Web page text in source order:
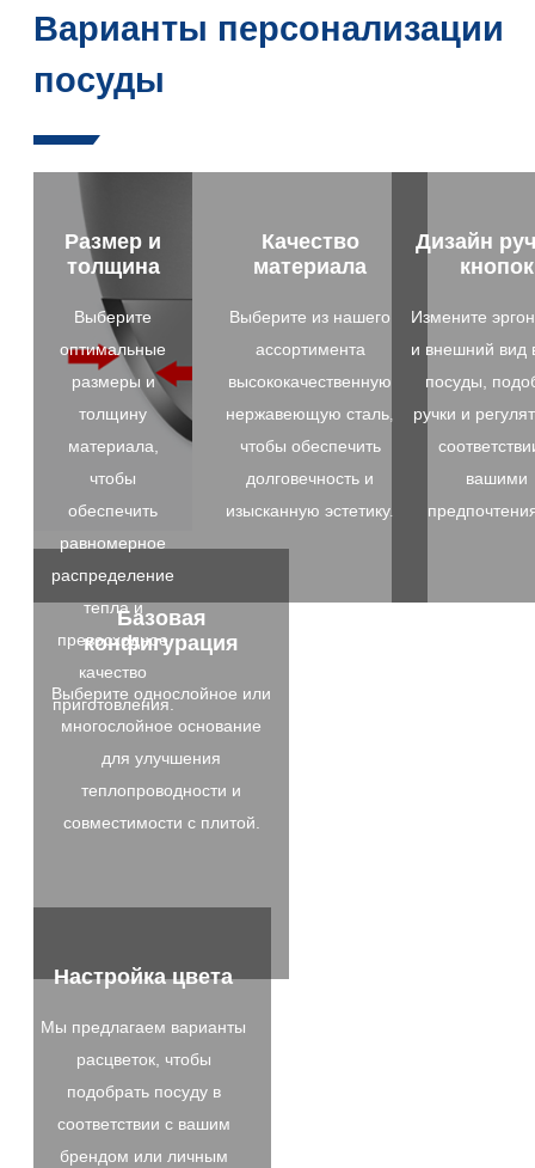
Варианты персонализации
посуды
Размер и
толщина
Выберите
оптимальные
размеры и
толщину
материала,
чтобы
обеспечить
равномерное
распределение
тепла и
превосходное
качество
приготовления.
Качество
материала
Выберите из нашего
ассортимента
высококачественную
нержавеющую сталь,
чтобы обеспечить
долговечность и
изысканную эстетику.
Дизайн
кнопок
Измените
и внешний вид
посуды,
ручки и
вашими
Базовая
конфигурация
Выберите однослойное или
многослойное основание
для улучшения
теплопроводности и
совместимости с плитой.
Настройка цвета
Мы предлагаем варианты
расцветок, чтобы
подобрать посуду в
соответствии с вашим
брендом или личным